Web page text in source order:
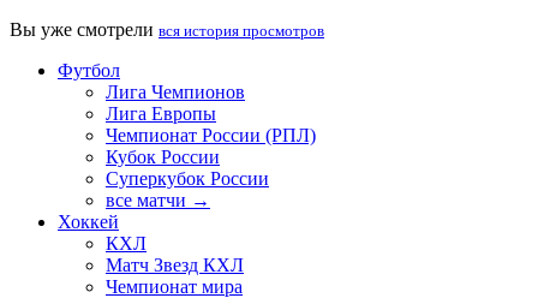
Вы уже смотрели вся история просмотров
Футбол
Лига Чемпионов
Лига Европы
Чемпионат России (РПЛ)
Кубок России
Суперкубок России
все матчи →
Хоккей
КХЛ
Матч Звезд КХЛ
Чемпионат мира